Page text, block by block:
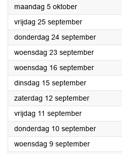
maandag 5 oktober2026
vrijdag 25 september2026
donderdag 24 september2026
woensdag 23 september2026
woensdag 16 september2026
dinsdag 15 september2026
zaterdag 12 september2026
vrijdag 11 september2026
donderdag 10 september2026
woensdag 9 september2026